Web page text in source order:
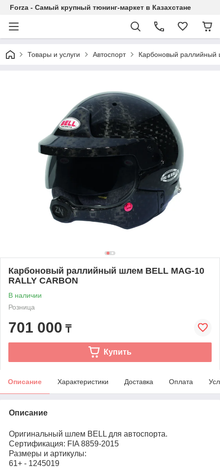
Forza - Самый крупный тюнинг-маркет в Казахстане
Товары и услуги Автоспорт Карбоновый раллийный
Карбоновый раллийный шлем BELL MAG-10
RALLY CARBON
В наличии
Розница
701 000 ₸
Купить
Описание Характеристики Доставка Оплата
Описание
Оригинальный шлем BELL для автоспорта.
Сертификация: FIA 8859-2015
Размеры и артикулы:
61+ - 1245019